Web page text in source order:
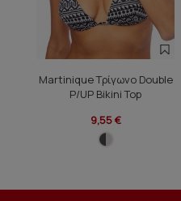
Martinique Τρίγωνο Double
P/UP Bikini Top
9,55 €